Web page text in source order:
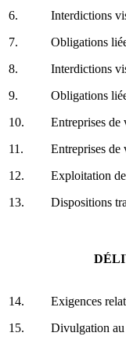
6.
7.
8.
9.
10.
11.
12.
13.
Interdictions
Obligations
Interdictions
Obligations
Entreprises de
Entreprises de
Exploitation
Dispositions
14.
15.
Exigences
Divulgation au